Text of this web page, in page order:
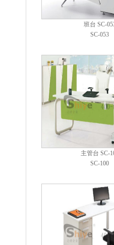
班台 SC-
SC-053
主管台 SC-
SC-100